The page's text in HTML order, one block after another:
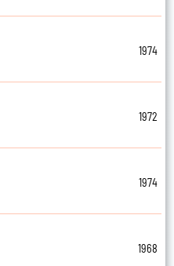
1974
1972
1974
1968